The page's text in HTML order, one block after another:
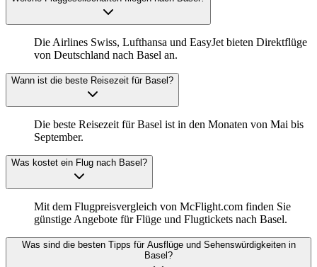
Die Airlines Swiss, Lufthansa und EasyJet bieten Direktflüge
von Deutschland nach Basel an.
Wann ist die beste Reisezeit für Basel?
Die beste Reisezeit für Basel ist in den Monaten von Mai bis
September.
Was kostet ein Flug nach Basel?
Mit dem Flugpreisvergleich von McFlight.com finden Sie
günstige Angebote für Flüge und Flugtickets nach Basel.
Was sind die besten Tipps für Ausflüge und Sehenswürdigkeiten in
Basel?